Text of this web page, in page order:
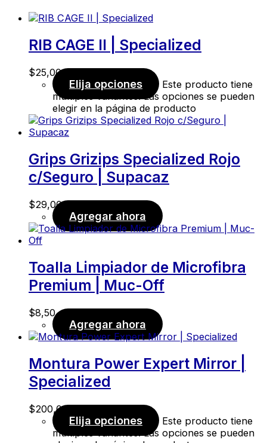
RIB CAGE II | Specialized
$25,00
Elija opciones
Este producto tiene
múltiples variantes. Las opciones se pueden
elegir en la página de producto
Grips Grizips Specialized Rojo
c/Seguro | Supacaz
$29,00
Agregar ahora
Toalla Limpiador de Microfibra
Premium | Muc-Off
$8,50
Agregar ahora
Montura Power Expert Mirror |
Specialized
$200,00
Elija opciones
Este producto tiene
múltiples variantes. Las opciones se pueden